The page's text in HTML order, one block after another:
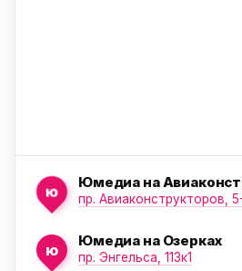
ю
Юмедиа на
пр. Авиаконструкторов,
ю
Юмедиа на Озерках
пр. Энгельса, 113к1